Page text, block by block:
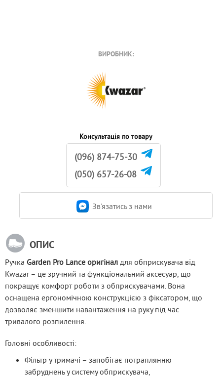
ВИРОБНИК:
Консультація по товару
(096) 874-75-30
(050) 657-26-08
Зв'язатись з нами
ОПИС
Ручка Garden Pro Lance оригінал для обприскувача від
Kwazar – це зручний та функціональний аксесуар, що
покращує комфорт роботи з обприскувачами. Вона
оснащена ергономічною конструкцією з фіксатором, що
дозволяє зменшити навантаження на руку під час
тривалого розпилення.
Головні особливості:
Фільтр у тримачі – запобігає потраплянню
забруднень у систему обприскувача,